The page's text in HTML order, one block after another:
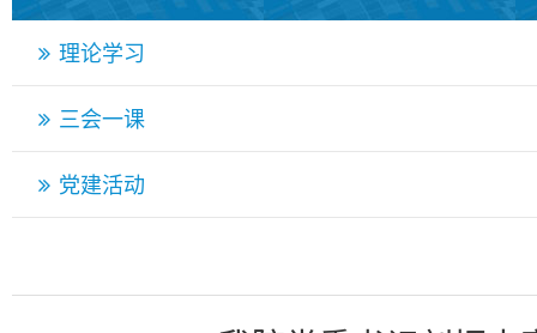
理论学习
三会一课
党建活动